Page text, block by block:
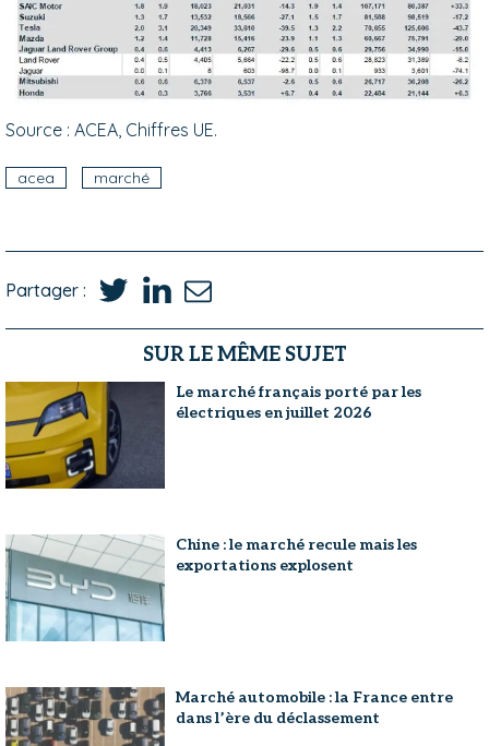
Source : ACEA, Chiffres UE.
acea marché
Partager :
SUR LE MÊME SUJET
Le marché français porté par les
électriques en juillet 2026
Chine : le marché recule mais les
exportations explosent
Marché automobile : la France entre
dans l’ère du déclassement